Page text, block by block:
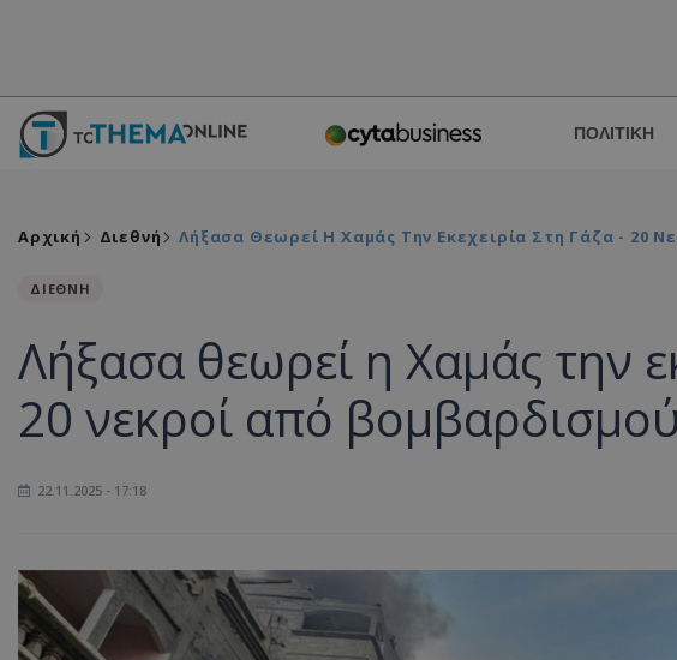
ΠΟΛΙΤΙΚΗ
Αρχική Διεθνή Λήξασα Θεωρεί Η Χαμάς Την Εκεχειρία Στη Γάζα - 20
ΔΙΕΘΝΗ
Λήξασα θεωρεί η Χαμάς την
20 νεκροί από
22.11.2025 - 17:18